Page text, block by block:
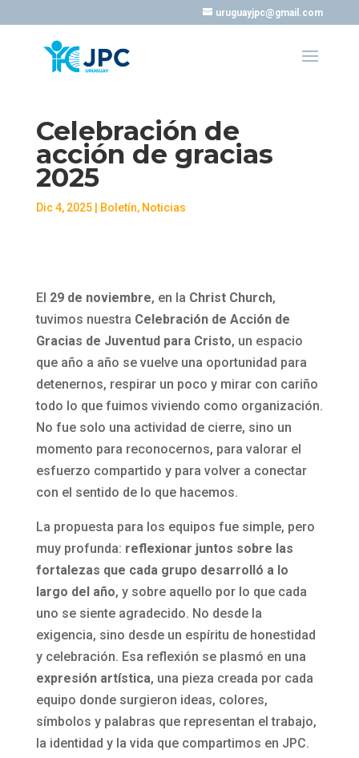
uruguayjpc@gmail.com
Celebración de
acción de gracias
2025
Dic 4, 2025| Boletín, Noticias
El 29 de noviembre, en la Christ Church,
tuvimos nuestra Celebración de Acción de
Gracias de Juventud para Cristo, un espacio
que año a año se vuelve una oportunidad para
detenernos, respirar un poco y mirar con cariño
todo lo que fuimos viviendo como organización.
No fue solo una actividad de cierre, sino un
momento para reconocernos, para valorar el
esfuerzo compartido y para volver a conectar
con el sentido de lo que hacemos.
La propuesta para los equipos fue simple, pero
muy profunda: reflexionar juntos sobre las
fortalezas que cada grupo desarrolló a lo
largo del año, y sobre aquello por lo que cada
uno se siente agradecido. No desde la
exigencia, sino desde un espíritu de honestidad
y celebración. Esa reflexión se plasmó en una
expresión artística, una pieza creada por cada
equipo donde surgieron ideas, colores,
símbolos y palabras que representan el trabajo,
la identidad y la vida que compartimos en JPC.